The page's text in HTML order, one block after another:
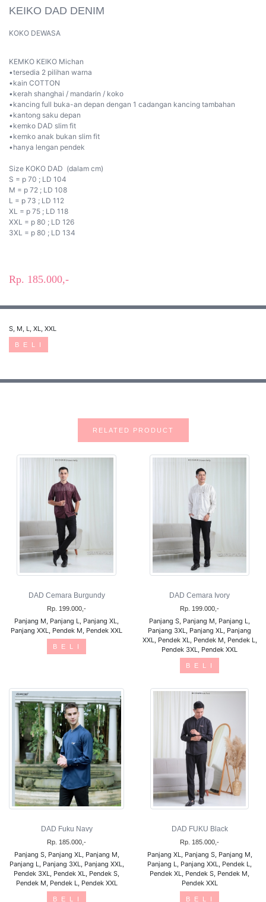
KEIKO DAD DENIM
KOKO DEWASA
KEMKO KEIKO Michan
•tersedia 2 pilihan warna
•kain COTTON
•kerah shanghai / mandarin / koko
•kancing full buka-an depan dengan 1 cadangan kancing tambahan
•kantong saku depan
•kemko DAD slim fit
•kemko anak bukan slim fit
•hanya lengan pendek
Size KOKO DAD (dalam cm)
S = p 70 ; LD 104
M = p 72 ; LD 108
L = p 73 ; LD 112
XL = p 75 ; LD 118
XXL = p 80 ; LD 126
3XL = p 80 ; LD 134
Rp. 185.000,-
S, M, L, XL, XXL
B E L I
RELATED PRODUCT
DAD Cemara Burgundy
Rp. 199.000,-
Panjang M, Panjang L, Panjang XL,
Panjang XXL, Pendek M, Pendek XXL
B E L I
DAD Cemara Ivory
Rp. 199.000,-
Panjang S, Panjang M, Panjang L,
Panjang 3XL, Panjang XL, Panjang
XXL, Pendek XL, Pendek M, Pendek L,
Pendek 3XL, Pendek XXL
B E L I
DAD Fuku Navy
Rp. 185.000,-
Panjang S, Panjang XL, Panjang M,
Panjang L, Panjang 3XL, Panjang XXL,
Pendek 3XL, Pendek XL, Pendek S,
Pendek M, Pendek L, Pendek XXL
B E L I
DAD FUKU Black
Rp. 185.000,-
Panjang XL, Panjang S, Panjang M,
Panjang L, Panjang XXL, Pendek L,
Pendek XL, Pendek S, Pendek M,
Pendek XXL
B E L I